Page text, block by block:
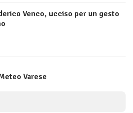
Venco, ucciso per un gesto
Varese